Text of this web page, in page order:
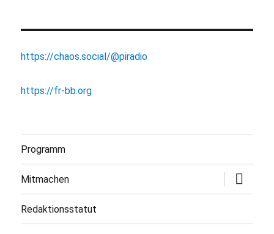
https://chaos.social/@piradio
https://fr-bb.org
Programm
Mitmachen
öffnen
Redaktionsstatut